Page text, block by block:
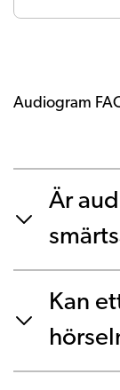
Audiogram
Är
Kan